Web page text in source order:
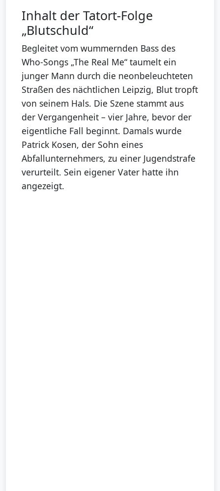
Inhalt der Tatort-Folge
„Blutschuld“
Begleitet vom wummernden Bass des
Who-Songs „The Real Me“ taumelt ein
junger Mann durch die neonbeleuchteten
Straßen des nächtlichen Leipzig, Blut tropft
von seinem Hals. Die Szene stammt aus
der Vergangenheit – vier Jahre, bevor der
eigentliche Fall beginnt. Damals wurde
Patrick Kosen, der Sohn eines
Abfallunternehmers, zu einer Jugendstrafe
verurteilt. Sein eigener Vater hatte ihn
angezeigt.